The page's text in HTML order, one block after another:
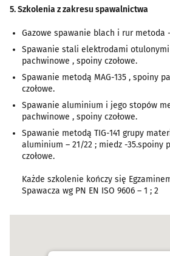
5. Szkolenia z zakresu spawalnictwa
Gazowe spawanie blach i rur metoda -
Spawanie stali elektrodami otulonymi
pachwinowe , spoiny czołowe.
Spawanie metodą MAG-135 , spoiny
czołowe.
Spawanie aluminium i jego stopów
pachwinowe , spoiny czołowe.
Spawanie metodą TIG-141 grupy
aluminium – 21/22 ; miedz -35.spoiny
czołowe.
Każde szkolenie kończy się
Spawacza wg PN EN ISO 9606 – 1 ; 2